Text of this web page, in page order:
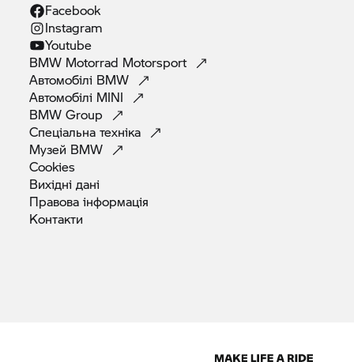
Facebook
Instagram
Youtube
BMW Motorrad Motorsport
Автомобілі BMW
Автомобілі MINI
BMWGroup
Спеціальнатехніка
Музей BMW
Cookies
Вихіднідані
Правоваінформація
Контакти